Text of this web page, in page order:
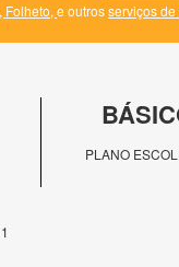
Folheto, e outrosserviços
PLANO